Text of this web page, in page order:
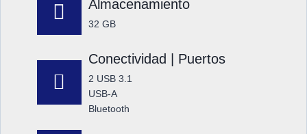
Almacenamiento
32 GB
Conectividad | Puertos
2 USB 3.1
USB-A
Bluetooth